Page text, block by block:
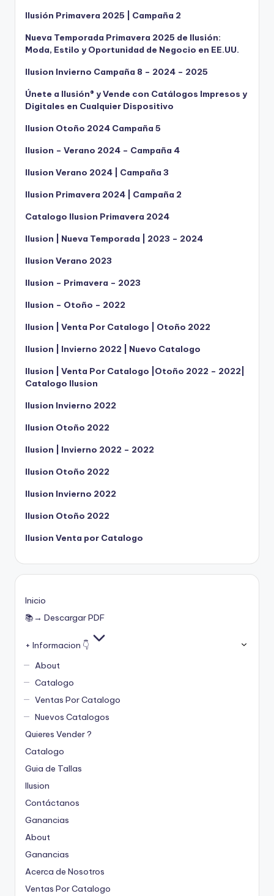
Ilusión Primavera 2025 | Campaña 2
Nueva Temporada Primavera 2025 de Ilusión:
Moda, Estilo y Oportunidad de Negocio en EE.UU.
Ilusion Invierno Campaña 8 – 2024 – 2025
Únete a Ilusión® y Vende con Catálogos Impresos y
Digitales en Cualquier Dispositivo
Ilusion Otoño 2024 Campaña 5
Ilusion – Verano 2024 – Campaña 4
Ilusion Verano 2024 | Campaña 3
Ilusion Primavera 2024 | Campaña 2
Catalogo Ilusion Primavera 2024
Ilusion | Nueva Temporada | 2023 – 2024
Ilusion Verano 2023
Ilusion – Primavera – 2023
Ilusion – Otoño – 2022
Ilusion | Venta Por Catalogo | Otoño 2022
Ilusion | Invierno 2022 | Nuevo Catalogo
Ilusion | Venta Por Catalogo |Otoño 2022 – 2022|
Catalogo Ilusion
Ilusion Invierno 2022
Ilusion Otoño 2022
Ilusion | Invierno 2022 – 2022
Ilusion Otoño 2022
Ilusion Invierno 2022
Ilusion Otoño 2022
Ilusion Venta por Catalogo
Inicio
📚→ Descargar PDF
+ Informacion 👇
About
Catalogo
Ventas Por Catalogo
Nuevos Catalogos
Quieres Vender ?
Catalogo
Guia de Tallas
Ilusion
Contáctanos
Ganancias
About
Ganancias
Acerca de Nosotros
Ventas Por Catalogo